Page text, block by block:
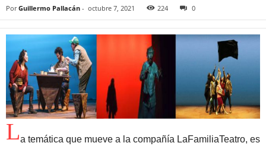
Por Guillermo Pallacán - octubre 7, 2021 224 0
La temática que mueve a la compañía LaFamiliaTeatro, es